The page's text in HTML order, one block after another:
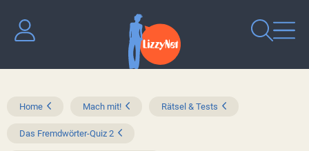
Home Mach mit! Rätsel & Tests
Das Fremdwörter-Quiz 2